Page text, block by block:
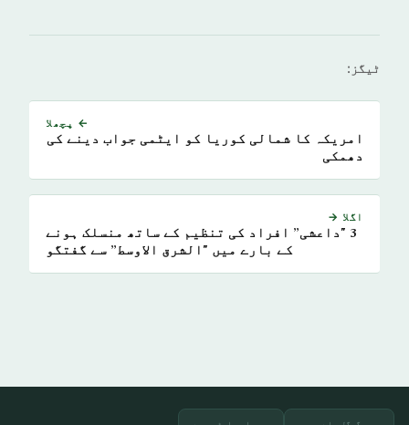
ٹیگز:
← پچھلا
امریکہ کا شمالی کوریا کو ایٹمی جواب دینے کی
دھمکی
اگلا →
3 "داعشی” افراد کی تنظیم کے ساتھ منسلک ہونے
کے بارے میں "الشرق الاوسط” سے گفتگو